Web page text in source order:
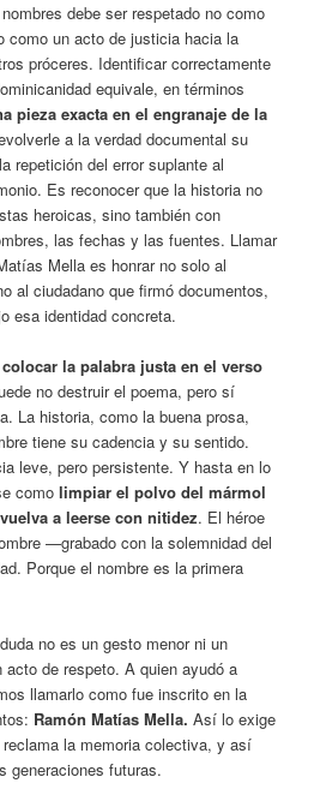
debe ser respetado no como
como un acto de justicia hacia la
próceres. Identificar correctamente
equivale, en términos
pieza exacta en el engranaje de la
a la verdad documental su
repetición del error suplante al
Es reconocer que la historia no
heroicas, sino también con
las fechas y las fuentes. Llamar
Mella es honrar no solo al
al ciudadano que firmó documentos,
esa identidad concreta.
colocar la palabra justa en el verso
no destruir el poema, pero sí
La historia, como la buena prosa,
tiene su cadencia y su sentido.
leve, pero persistente. Y hasta en lo
comolimpiar el polvo del mármol
a leerse con nitidez. El héroe
—grabado con la solemnidad del
Porque el nombre es la primera
no es un gesto menor ni un
de respeto. A quien ayudó a
llamarlo como fue inscrito en la
Ramón Matías Mella. Así lo exige
la memoria colectiva, y así
generaciones futuras.